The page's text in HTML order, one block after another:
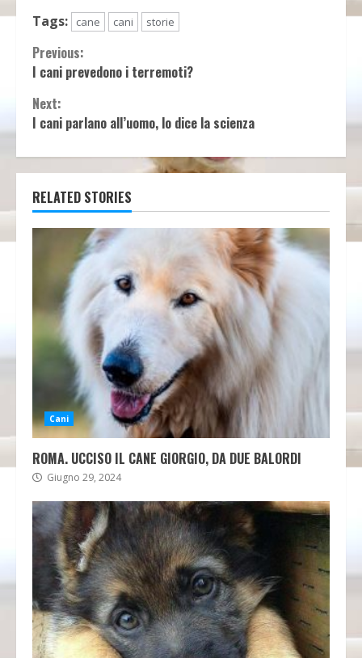
Tags: cane cani storie
Continue
Reading
Previous:
I cani prevedono i terremoti?
Next:
I cani parlano all’uomo, lo dice la scienza
RELATED STORIES
Cani
ROMA. UCCISO IL CANE GIORGIO, DA DUE BALORDI
Giugno 29, 2024